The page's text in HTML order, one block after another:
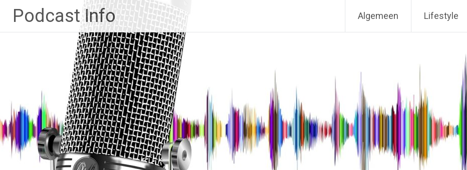
naar
de
Podcast Info Algemeen Lifestyle